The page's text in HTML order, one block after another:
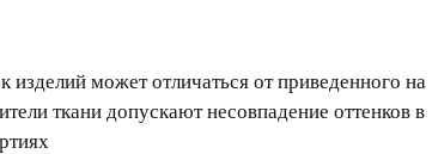
изделий может отличаться от приведенного на
ткани допускают несовпадение оттенков в